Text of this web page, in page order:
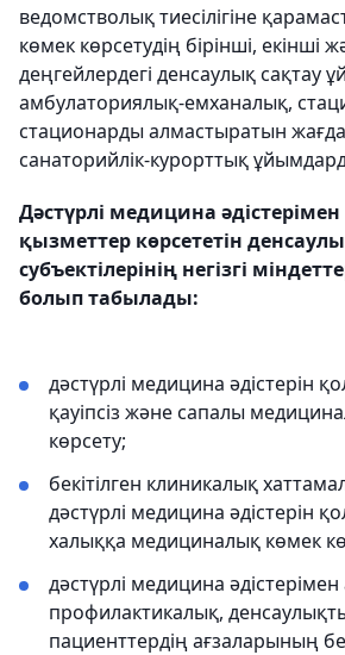
ведомстволық тиесілігіне
көмек көрсетудің бірінші, екінші
деңгейлердегі денсаулық сақтау
амбулаториялық-емханалық,
стационарды алмастыратын
санаторийлік-курорттық
Дәстүрлі медицина
қызметтер көрсететін
субъектілерінің негізгі
болып табылады:
дәстүрлі медицина әдістерін
қауіпсіз және сапалы
көрсету;
бекітілген клиникалық
дәстүрлі медицина әдістерін
халыққа медициналық көмек
дәстүрлі медицина
профилактикалық,
пациенттердің ағзаларының